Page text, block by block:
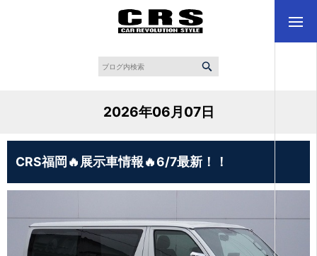
2026年06月07日
CRS福岡🔥展示車情報🔥6/7最新！！